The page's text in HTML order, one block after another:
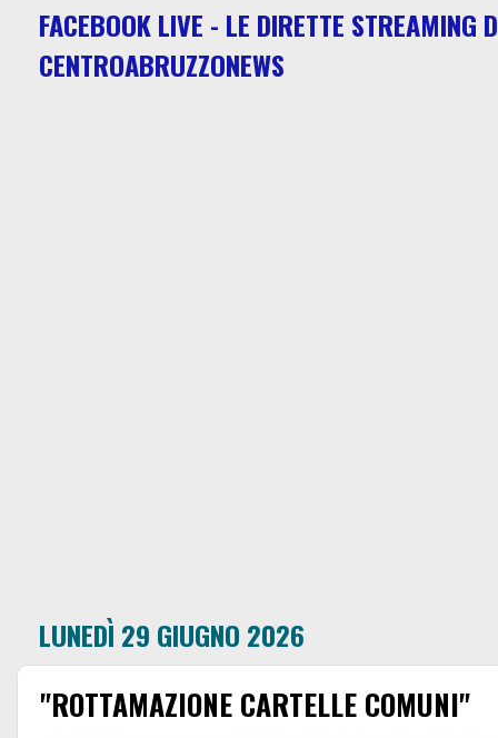
FACEBOOK LIVE - LE DIRETTE STREAMING
CENTROABRUZZONEWS
LUNEDÌ 29 GIUGNO 2026
"ROTTAMAZIONE CARTELLE COMUNI"